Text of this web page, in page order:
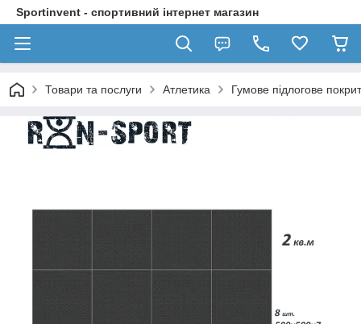
Sportinvent - спортивний інтернет магазин
Товари та послуги Атлетика Гумове підлогове